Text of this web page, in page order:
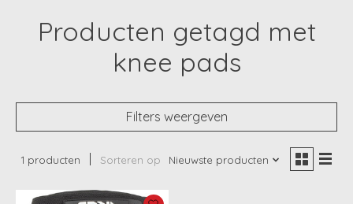
Producten getagd met
knee pads
Filters weergeven
1 producten Sorteren op Nieuwste producten